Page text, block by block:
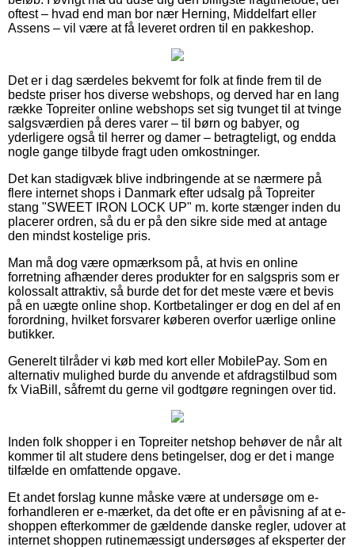
oftest – hvad end man bor nær Herning, Middelfart eller
Assens – vil være at få leveret ordren til en pakkeshop.
Det er i dag særdeles bekvemt for folk at finde frem til de
bedste priser hos diverse webshops, og derved har en lang
række Topreiter online webshops set sig tvunget til at tvinge
salgsværdien på deres varer – til børn og babyer, og
yderligere også til herrer og damer – betragteligt, og endda
nogle gange tilbyde fragt uden omkostninger.
Det kan stadigvæk blive indbringende at se nærmere på
flere internet shops i Danmark efter udsalg på Topreiter
stang "SWEET IRON LOCK UP" m. korte stænger inden du
placerer ordren, så du er på den sikre side med at antage
den mindst kostelige pris.
Man må dog være opmærksom på, at hvis en online
forretning afhænder deres produkter for en salgspris som er
kolossalt attraktiv, så burde det for det meste være et bevis
på en uægte online shop. Kortbetalinger er dog en del af en
forordning, hvilket forsvarer køberen overfor uærlige online
butikker.
Generelt tilråder vi køb med kort eller MobilePay. Som en
alternativ mulighed burde du anvende et afdragstilbud som
fx ViaBill, såfremt du gerne vil godtgøre regningen over tid.
Inden folk shopper i en Topreiter netshop behøver de når alt
kommer til alt studere dens betingelser, dog er det i mange
tilfælde en omfattende opgave.
Et andet forslag kunne måske være at undersøge om e-
forhandleren er e-mærket, da det ofte er en påvisning af at e-
shoppen efterkommer de gældende danske regler, udover at
internet shoppen rutinemæssigt undersøges af eksperter der